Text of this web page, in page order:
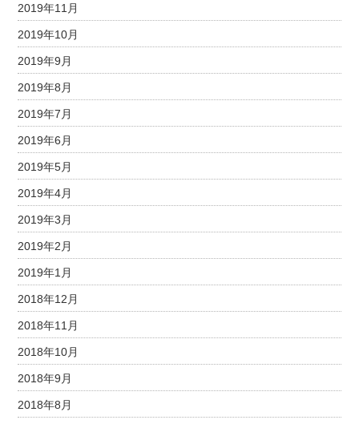
2019年11月
2019年10月
2019年9月
2019年8月
2019年7月
2019年6月
2019年5月
2019年4月
2019年3月
2019年2月
2019年1月
2018年12月
2018年11月
2018年10月
2018年9月
2018年8月